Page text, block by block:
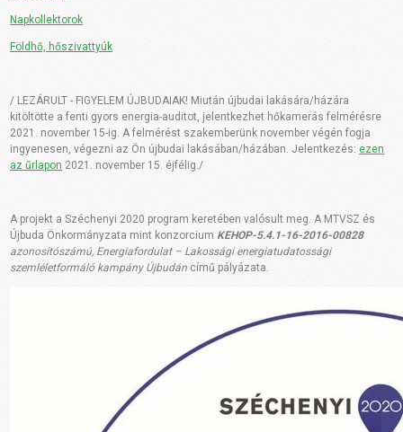
Napkollektorok
Földhő, hőszivattyúk
/ LEZÁRULT - FIGYELEM ÚJBUDAIAK! Miután újbudai lakására/házára
kitöltötte a fenti gyors energia-auditot, jelentkezhet hőkamerás felmérésre
2021. november 15-ig. A felmérést szakemberünk november végén fogja
ingyenesen, végezni az Ön újbudai lakásában/házában. Jelentkezés:ezen
az űrlapon 2021. november 15. éjfélig./
A projekt a Széchenyi 2020 program keretében valósult meg. A MTVSZ és
Újbuda Önkormányzata mint konzorcium KEHOP-5.4.1-16-2016-00828
azonosítószámú, Energiafordulat – Lakossági energiatudatossági
szemléletformáló kampány Újbudán című pályázata.